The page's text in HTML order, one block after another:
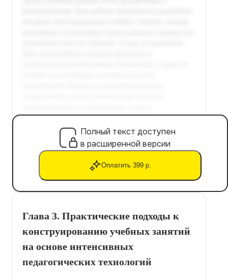
Полный текст доступен
в расширенной версии
Оплатить 399 р.
Глава 3. Практические подходы к
конструированию учебных занятий
на основе интенсивных
педагогических технологий